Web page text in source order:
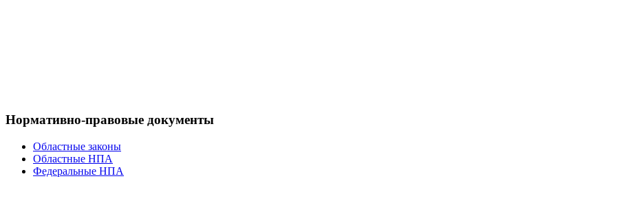
Нормативно-правовые документы
Областные законы
Областные НПА
Федеральные НПА